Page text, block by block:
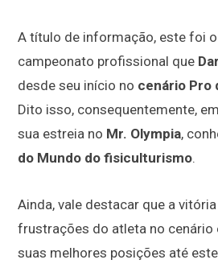
A título de informação, este foi
campeonato profissional que
desde seu início no cenário Pro
Dito isso, consequentemente, em
sua estreia no Mr. Olympia,
do Mundo do fisiculturismo.
Ainda, vale destacar que a
frustrações do atleta no cenário
suas melhores posições até